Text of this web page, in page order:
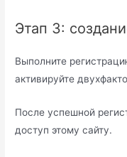
Этап 3:
Выполните
активируйте
После успешной
доступ этому сайту.